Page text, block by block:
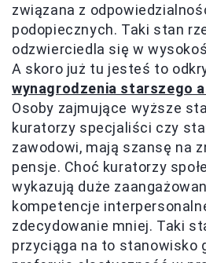
związana z
podopiecznych. Taki stan
odzwierciedla się w
A skoro już tu jesteś to
wynagrodzenia starszego
Osoby zajmujące wyższe
kuratorzy specjaliści czy
zawodowi, mają szansę na
pensje. Choć kuratorzy
wykazują duże
kompetencje
zdecydowanie mniej. Taki
przyciąga na to stanowisko